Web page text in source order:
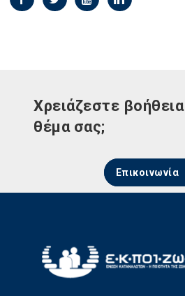
Χρειάζεστε
θέμα σας;
Επικοινωνία